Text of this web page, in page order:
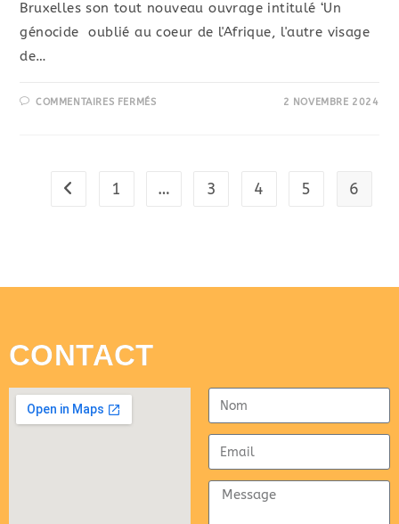
Bruxelles son tout nouveau ouvrage intitulé ‘Un
génocide oublié au coeur de l'Afrique, l'autre visage
de…
COMMENTAIRES FERMÉS 2 NOVEMBRE 2024
1 … 3 4 5 6
CONTACT